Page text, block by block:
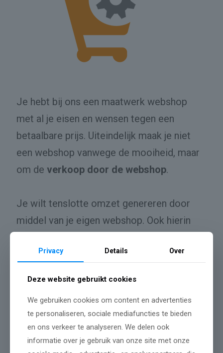
Je hebt bij ons een maatwerk webshop
met al je eisen en wensen tegen een
betaalbare prijs. Uiteindelijk maak je niet
een webshop vanwege de mooiheid, maar
om de verkoop door de webshop.
Je wilt tenslotte omzet genereren door
middel van je eigen webshop. Ook hierin
bezoeker tot verkoop bij een product uit je
Kortom wij leveren webshops snel,
gebruiksvriendelijk, zoekmachine
geoptimaliseerd en betaalbaar!
Privacy Details Over
Deze website gebruikt cookies
We gebruiken cookies om content en advertenties
te personaliseren, sociale mediafuncties te bieden
en ons verkeer te analyseren. We delen ook
informatie over je gebruik van onze site met onze